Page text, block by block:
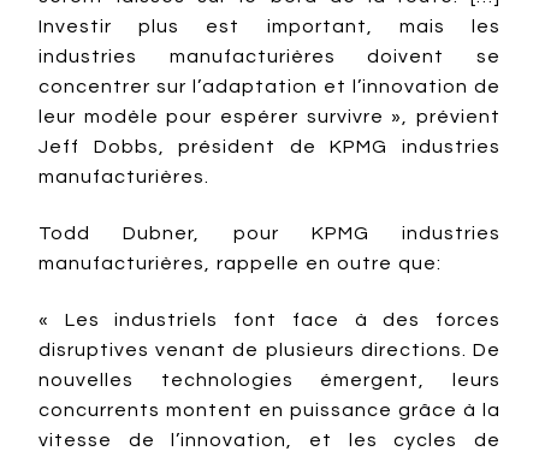
Investir plus est important, mais les
industries manufacturières doivent se
concentrer sur l’adaptation et l’innovation de
leur modèle pour espérer survivre », prévient
Jeff Dobbs, président de KPMG industries
manufacturières.
Todd Dubner, pour KPMG industries
manufacturières, rappelle en outre que:
« Les industriels font face à des forces
disruptives venant de plusieurs directions. De
nouvelles technologies émergent, leurs
concurrents montent en puissance grâce à la
vitesse de l’innovation, et les cycles de